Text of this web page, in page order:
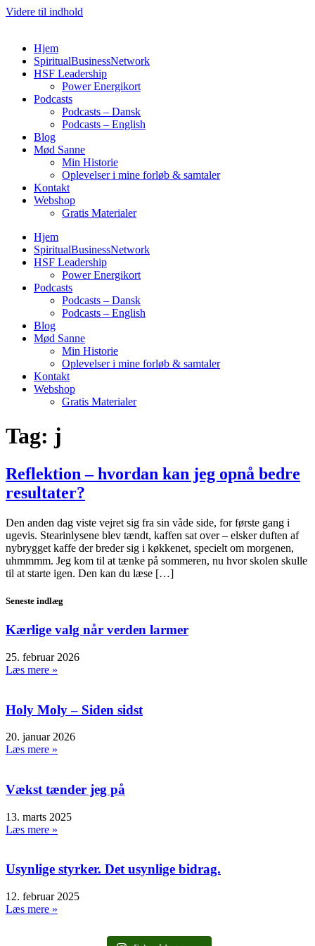
Videre til indhold
Hjem
SpiritualBusinessNetwork
HSF Leadership
Power Energikort
Podcasts
Podcasts – Dansk
Podcasts – English
Blog
Mød Sanne
Min Historie
Oplevelser i mine forløb & samtaler
Kontakt
Webshop
Gratis Materialer
Hjem
SpiritualBusinessNetwork
HSF Leadership
Power Energikort
Podcasts
Podcasts – Dansk
Podcasts – English
Blog
Mød Sanne
Min Historie
Oplevelser i mine forløb & samtaler
Kontakt
Webshop
Gratis Materialer
Tag: j
Reflektion – hvordan kan jeg opnå bedre
resultater?
Den anden dag viste vejret sig fra sin våde side, for første gang i
ugevis. Stearinlysene blev tændt, kaffen sat over – elsker duften af
nybrygget kaffe der breder sig i køkkenet, specielt om morgenen,
uhmmmm. Jeg kom til at tænke på sommeren, nu hvor skolen skulle
til at starte igen. Den kan du læse […]
Seneste indlæg
Kærlige valg når verden larmer
25. februar 2026
Læs mere »
Holy Moly – Siden sidst
20. januar 2026
Læs mere »
Vækst tænder jeg på
13. marts 2025
Læs mere »
Usynlige styrker. Det usynlige bidrag.
12. februar 2025
Læs mere »